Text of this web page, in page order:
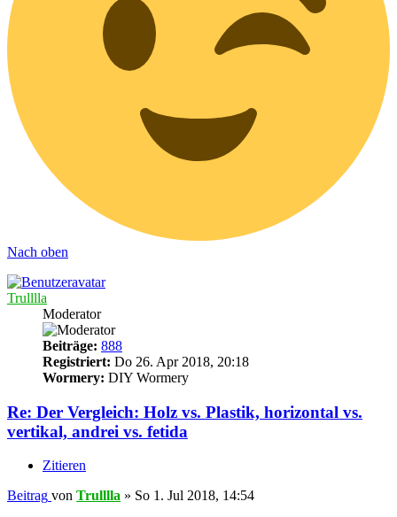
Nach oben
Trulllla
Moderator
Beiträge: 888
Registriert: Do 26. Apr 2018, 20:18
Wormery: DIY Wormery
Re: Der Vergleich: Holz vs. Plastik, horizontal vs.
vertikal, andrei vs. fetida
Zitieren
Beitrag von Trulllla » So 1. Jul 2018, 14:54